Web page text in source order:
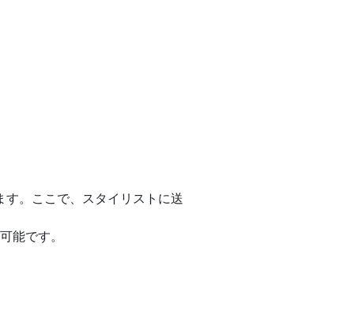
。ここで、スタイリストに送
能です。